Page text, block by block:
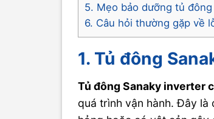
5. Mẹo bảo dưỡng tủ
6. Câu hỏi thường gặp về
1. Tủ đông
Tủ đông Sanaky inverter
quá trình vận hành. Đây